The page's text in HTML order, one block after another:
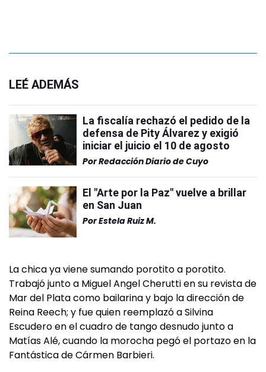
LEÉ ADEMÁS
La fiscalía rechazó el pedido de la
defensa de Pity Álvarez y exigió
iniciar el juicio el 10 de agosto
PorRedacción Diario de Cuyo
El "Arte por la Paz" vuelve a brillar
en San Juan
PorEstela Ruiz M.
La chica ya viene sumando porotito a porotito.
Trabajó junto a Miguel Angel Cherutti en su revista de
Mar del Plata como bailarina y bajo la dirección de
Reina Reech; y fue quien reemplazó a Silvina
Escudero en el cuadro de tango desnudo junto a
Matías Alé, cuando la morocha pegó el portazo en la
Fantástica de Cármen Barbieri.